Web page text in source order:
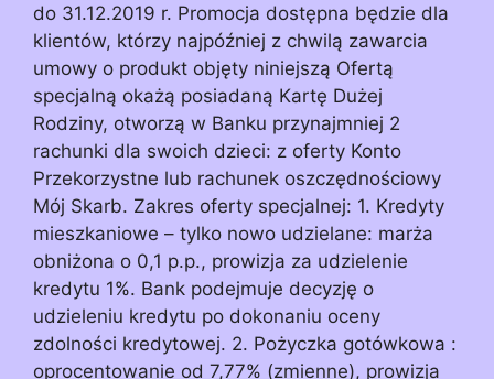
do 31.12.2019 r. Promocja dostępna będzie dla
klientów, którzy najpóźniej z chwilą zawarcia
umowy o produkt objęty niniejszą Ofertą
specjalną okażą posiadaną Kartę Dużej
Rodziny, otworzą w Banku przynajmniej 2
rachunki dla swoich dzieci: z oferty Konto
Przekorzystne lub rachunek oszczędnościowy
Mój Skarb. Zakres oferty specjalnej: 1. Kredyty
mieszkaniowe – tylko nowo udzielane: marża
obniżona o 0,1 p.p., prowizja za udzielenie
kredytu 1%. Bank podejmuje decyzję o
udzieleniu kredytu po dokonaniu oceny
zdolności kredytowej. 2. Pożyczka gotówkowa :
oprocentowanie od 7,77% (zmienne), prowizja